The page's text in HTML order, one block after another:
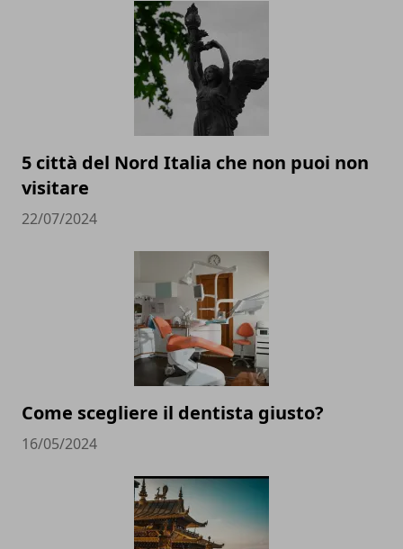
5 città del Nord Italia che non puoi non
visitare
22/07/2024
Come scegliere il dentista giusto?
16/05/2024